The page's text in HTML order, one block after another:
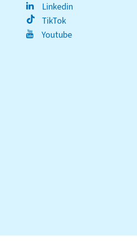
Linkedin
TikTok
Youtube